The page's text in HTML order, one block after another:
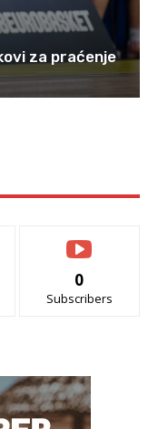
za praćenje
0
Subscribers